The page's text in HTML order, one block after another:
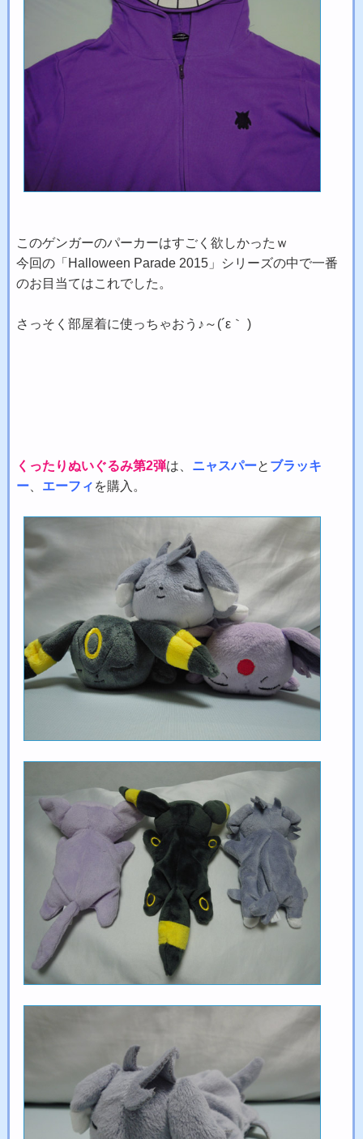
このゲンガーのパーカーはすごく欲しかったｗ
今回の「Halloween Parade 2015」シリーズの中で一番
のお目当てはこれでした。
さっそく部屋着に使っちゃおう♪～(´ε｀ )
くったりぬいぐるみ第2弾は、 ニャスパーと ブラッキ
ー
エーフィ を購入。